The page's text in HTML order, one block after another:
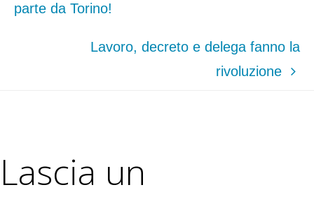
parte da Torino!
Lavoro, decreto e delega fanno la
rivoluzione
Lascia un